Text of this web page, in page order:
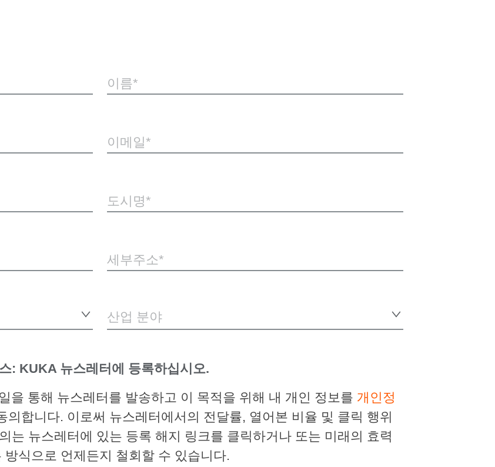
이름
이메일
도시명
세부주소
산업 분야
: KUKA 뉴스레터에 등록하십시오.
을 통해 뉴스레터를 발송하고 이 목적을 위해 내 개인 정보를 개인정
의합니다. 이로써 뉴스레터에서의 전달률, 열어본 비율 및 클릭 행위
는 뉴스레터에 있는 등록 해지 링크를 클릭하거나 또는 미래의 효력
식으로 언제든지 철회할 수 있습니다.